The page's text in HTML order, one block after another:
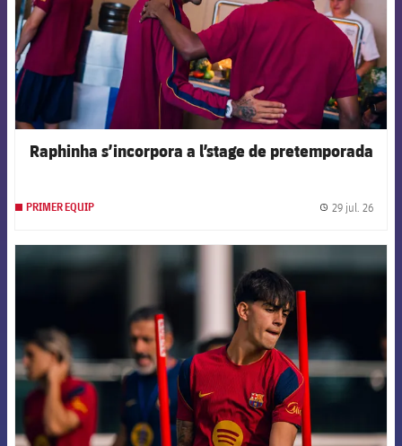
Raphinha s’incorpora a l’stage de pretemporada
PRIMER EQUIP 29 jul. 26